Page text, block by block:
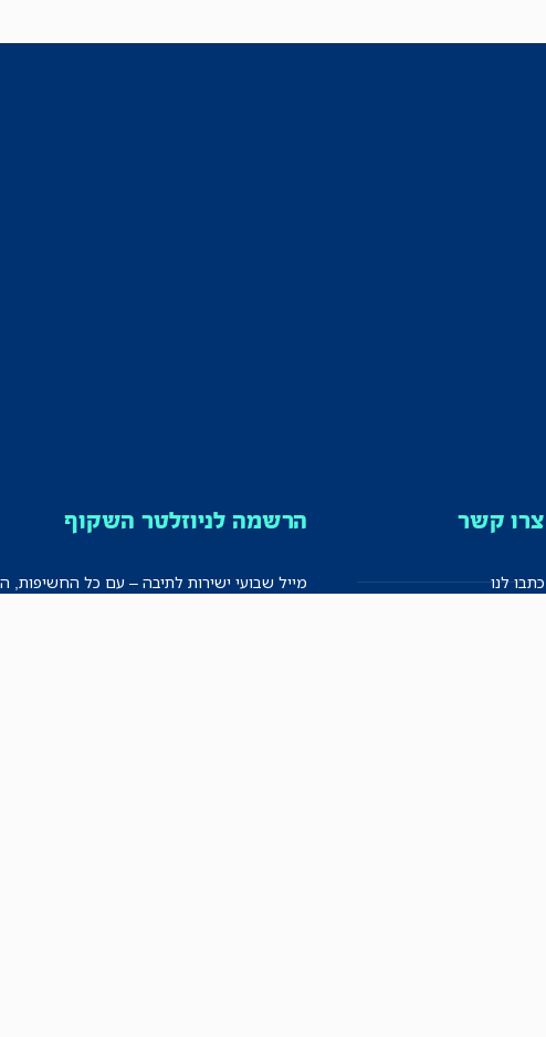
צרו קשר
כתבו לנו
הרשמה לניוזלטר השקוף
מייל שבועי ישירות לתיבה – עם כל החשיפות,